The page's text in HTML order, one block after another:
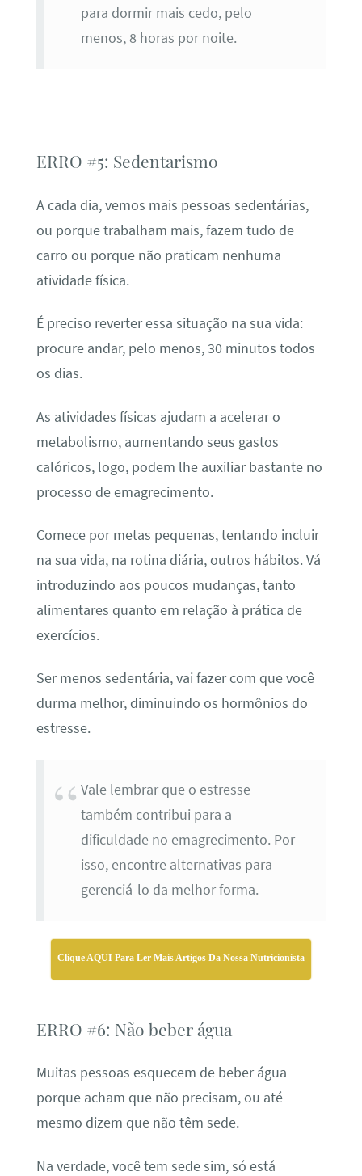
para dormir mais cedo, pelo
menos, 8 horas por noite.
ERRO #5: Sedentarismo
A cada dia, vemos mais pessoas sedentárias,
ou porque trabalham mais, fazem tudo de
carro ou porque não praticam nenhuma
atividade física.
É preciso reverter essa situação na sua vida:
procure andar, pelo menos, 30 minutos todos
os dias.
As atividades físicas ajudam a acelerar o
metabolismo, aumentando seus gastos
calóricos, logo, podem lhe auxiliar bastante no
processo de emagrecimento.
Comece por metas pequenas, tentando incluir
na sua vida, na rotina diária, outros hábitos. Vá
introduzindo aos poucos mudanças, tanto
alimentares quanto em relação à prática de
exercícios.
Ser menos sedentária, vai fazer com que você
durma melhor, diminuindo os hormônios do
estresse.
Vale lembrar que o estresse
também contribui para a
dificuldade no emagrecimento. Por
isso, encontre alternativas para
gerenciá-lo da melhor forma.
Clique AQUI Para Ler Mais Artigos Da Nossa Nutricionista
ERRO #6: Não beber água
Muitas pessoas esquecem de beber água
porque acham que não precisam, ou até
mesmo dizem que não têm sede.
Na verdade, você tem sede sim, só está